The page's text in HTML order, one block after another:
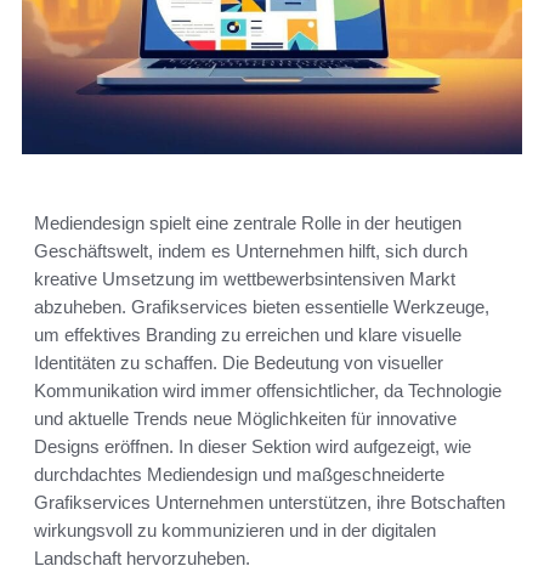
Mediendesign spielt eine zentrale Rolle in der heutigen
Geschäftswelt, indem es Unternehmen hilft, sich durch
kreative Umsetzung im wettbewerbsintensiven Markt
abzuheben. Grafikservices bieten essentielle Werkzeuge,
um effektives Branding zu erreichen und klare visuelle
Identitäten zu schaffen. Die Bedeutung von visueller
Kommunikation wird immer offensichtlicher, da Technologie
und aktuelle Trends neue Möglichkeiten für innovative
Designs eröffnen. In dieser Sektion wird aufgezeigt, wie
durchdachtes Mediendesign und maßgeschneiderte
Grafikservices Unternehmen unterstützen, ihre Botschaften
wirkungsvoll zu kommunizieren und in der digitalen
Landschaft hervorzuheben.